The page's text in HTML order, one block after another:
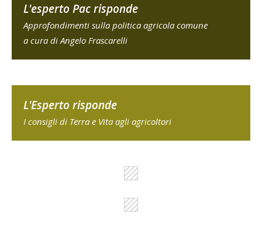
L'esperto Pac risponde
Approfondimenti sulla politica agricola comune
a cura di Angelo Frascarelli
L'Esperto risponde
I consigli di Terra e Vita agli agricoltori